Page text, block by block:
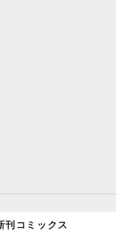
刊コミックス